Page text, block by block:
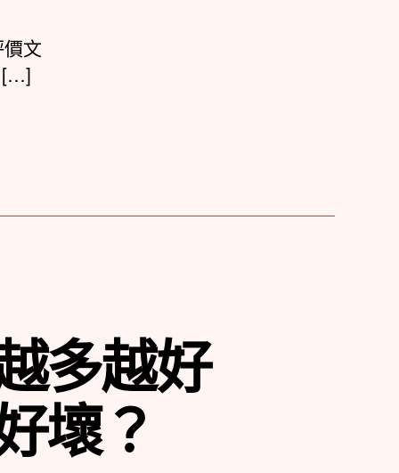
文
[…]
多越好
壞？